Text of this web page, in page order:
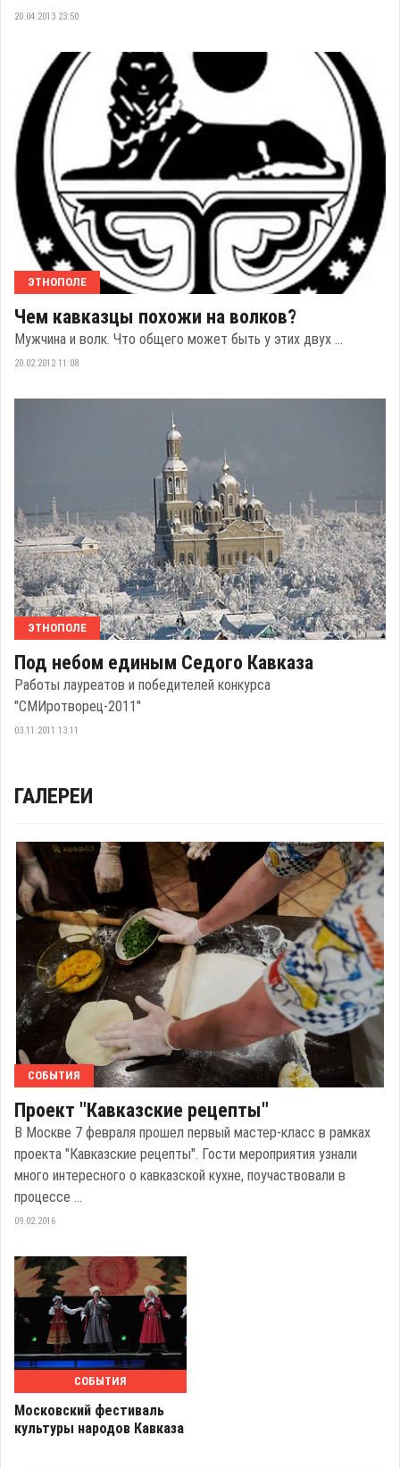
20.04.2013 23:50
ЭТНОПОЛЕ
Чем кавказцы похожи на волков?
Мужчина и волк. Что общего может быть у этих двух ...
20.02.2012 11:08
ЭТНОПОЛЕ
Под небом единым Седого Кавказа
Работы лауреатов и победителей конкурса
"СМИротворец-2011"
03.11.2011 13:11
ГАЛЕРЕИ
СОБЫТИЯ
Проект "Кавказские рецепты"
В Москве 7 февраля прошел первый мастер-класс в рамках
проекта "Кавказские рецепты". Гости мероприятия узнали
много интересного о кавказской кухне, поучаствовали в
процессе ...
09.02.2016
СОБЫТИЯ
Московский фестиваль
культуры народов Кавказа